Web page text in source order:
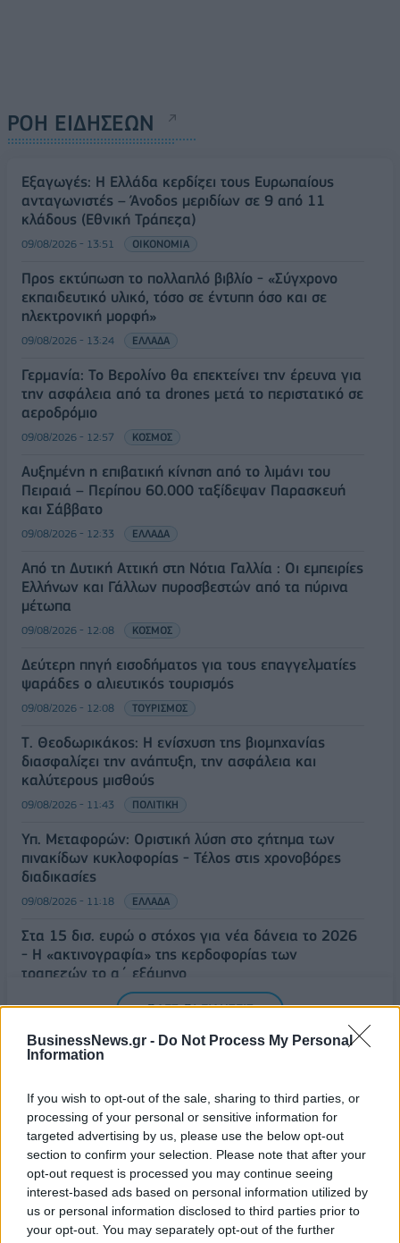
BusinessNews.gr - Do Not Process My Personal
Information
If you wish to opt-out of the sale, sharing to third parties, or
processing of your personal or sensitive information for
targeted advertising by us, please use the below opt-out
section to confirm your selection. Please note that after your
opt-out request is processed you may continue seeing
interest-based ads based on personal information utilized by
us or personal information disclosed to third parties prior to
your opt-out. You may separately opt-out of the further
ΡΟΗ ΕΙΔΗΣΕΩΝ
Εξαγωγές: Η Ελλάδα κερδίζει τους Ευρωπαίους
ανταγωνιστές – Άνοδος μεριδίων σε 9 από 11
κλάδους (Εθνική Τράπεζα)
09/08/2026 - 13:51 ΟΙΚΟΝΟΜΙΑ
Προς εκτύπωση το πολλαπλό βιβλίο - «Σύγχρονο
εκπαιδευτικό υλικό, τόσο σε έντυπη όσο και σε
ηλεκτρονική μορφή»
09/08/2026 - 13:24 ΕΛΛΑΔΑ
Γερμανία: Το Βερολίνο θα επεκτείνει την έρευνα για
την ασφάλεια από τα drones μετά το περιστατικό σε
αεροδρόμιο
09/08/2026 - 12:57 ΚΟΣΜΟΣ
Αυξημένη η επιβατική κίνηση από το λιμάνι του
Πειραιά – Περίπου 60.000 ταξίδεψαν Παρασκευή
και Σάββατο
09/08/2026 - 12:33 ΕΛΛΑΔΑ
Από τη Δυτική Αττική στη Νότια Γαλλία : Οι εμπειρίες
Ελλήνων και Γάλλων πυροσβεστών από τα πύρινα
μέτωπα
09/08/2026 - 12:08 ΚΟΣΜΟΣ
Δεύτερη πηγή εισοδήματος για τους επαγγελματίες
ψαράδες ο αλιευτικός τουρισμός
09/08/2026 - 12:08 ΤΟΥΡΙΣΜΟΣ
Τ. Θεοδωρικάκος: Η ενίσχυση της βιομηχανίας
διασφαλίζει την ανάπτυξη, την ασφάλεια και
καλύτερους μισθούς
09/08/2026 - 11:43 ΠΟΛΙΤΙΚΗ
Υπ. Μεταφορών: Οριστική λύση στο ζήτημα των
πινακίδων κυκλοφορίας - Τέλος στις χρονοβόρες
διαδικασίες
09/08/2026 - 11:18 ΕΛΛΑΔΑ
Στα 15 δισ. ευρώ ο στόχος για νέα δάνεια το 2026
- Η «ακτινογραφία» της κερδοφορίας των
τραπεζών το α΄ εξάμηνο
ΤΡΑΠΕΖΕΣ
Ισπανία – Ιταλία: Κλιμακώνεται η αντιπαράθεση για
το μεταναστευτικό με αμοιβαίους συνοριακούς
09/08/2026 - 10:29 ΚΟΣΜΟΣ
ΟΛΕΣ ΟΙ ΕΙΔΗΣΕΙΣ
ΔΗΜΟΦΙΛΗ